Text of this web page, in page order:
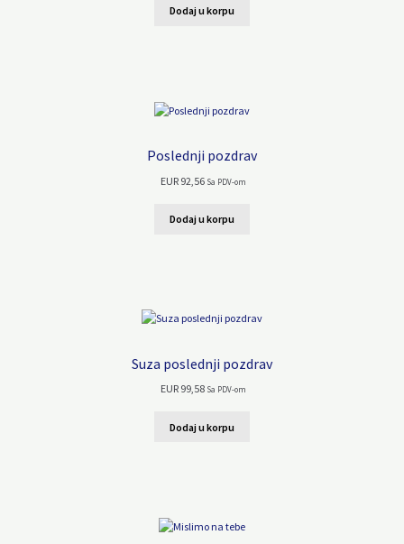
Dodaj u korpu
Poslednji pozdrav
EUR 92,56 Sa PDV-om
Dodaj u korpu
Suza poslednji pozdrav
EUR 99,58 Sa PDV-om
Dodaj u korpu